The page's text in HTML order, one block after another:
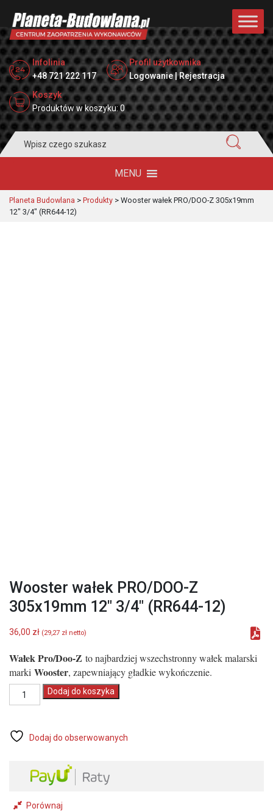
Infolinia
+48 721 222 117
Profil użytkownika
Logowanie | Rejestracja
Koszyk
Produktów w koszyku: 0
for:
MENU
Planeta Budowlana > Produkty > Wooster wałek PRO/DOO-Z 305x19mm
12″ 3/4″ (RR644-12)
Wooster wałek PRO/DOO-Z
305x19mm 12″ 3/4″ (RR644-12)
36,00 zł (29,27 zł netto)
Wałek Pro/Doo-Z to najbardziej wszechstronny wałek malarski
marki Wooster, zapewniający gładkie wykończenie.
Wooster
Z
(RR644-
Dodaj do koszyka
Dodaj do obserwowanych
Porównaj